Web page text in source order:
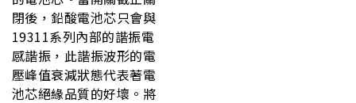
閉後，鉛酸電池芯只會與
19311系列內部的諧振電
感諧振，此諧振波形的電
壓峰值衰減狀態代表著電
池芯絕緣品質的好壞。將